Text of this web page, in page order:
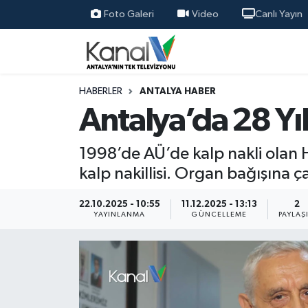
Foto Galeri Video Canlı Yayın
HABERLER ANTALYA HABER
Antalya’da 28
1998’de AÜ’de kalp nakli olan
kalp nakillisi. Organ bağışına
22.10.2025 - 10:55
YAYINLANMA
11.12.2025 - 13:13
GÜNCELLEME
2
Ana Haber
Antalya Haber
Günün Manşetleri
Haber Kuşakları
Nöbetçi Eczaneler
Hava Durumu
Trafik Durumu
Süper Lig Puan Durumu ve Fikstür
Haber Arşivi